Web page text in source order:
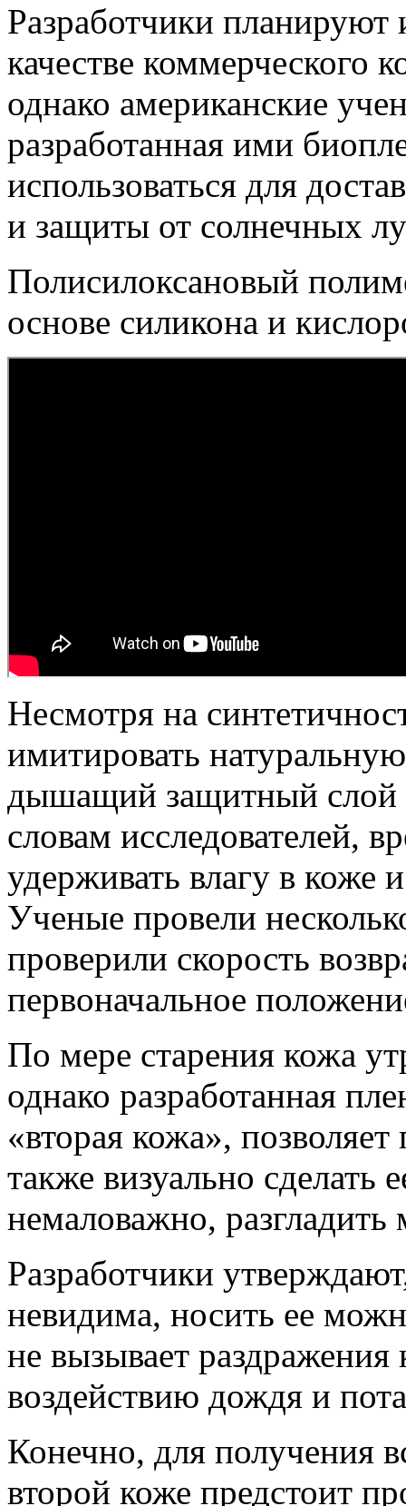
Разработчики планируют
качестве коммерческого
однако американские
разработанная ими
использоваться для
и защиты от солнечных
Полисилоксановый
основе силикона и
Несмотря на
имитировать
дышащий защитный слой
словам исследователей,
удерживать влагу в коже
Ученые провели
проверили скорость
первоначальное
По мере старения кожа
однако разработанная
«вторая кожа»,
также визуально сделать
немаловажно,
Разработчики
невидима, носить ее
не вызывает раздражения
воздействию дождя и
Конечно, для получения
второй коже предстоит